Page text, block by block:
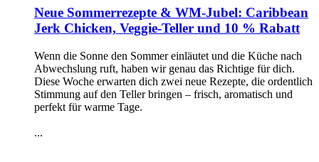
Neue Sommerrezepte & WM-Jubel: Caribbean
Jerk Chicken, Veggie-Teller und 10 % Rabatt
Wenn die Sonne den Sommer einläutet und die Küche nach
Abwechslung ruft, haben wir genau das Richtige für dich.
Diese Woche erwarten dich zwei neue Rezepte, die ordentlich
Stimmung auf den Teller bringen – frisch, aromatisch und
perfekt für warme Tage.
...